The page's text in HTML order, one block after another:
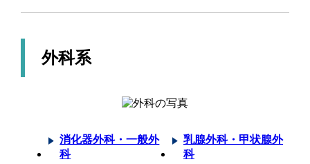
外科系
消化器外科・一般外
科
乳腺外科・甲状腺外
科